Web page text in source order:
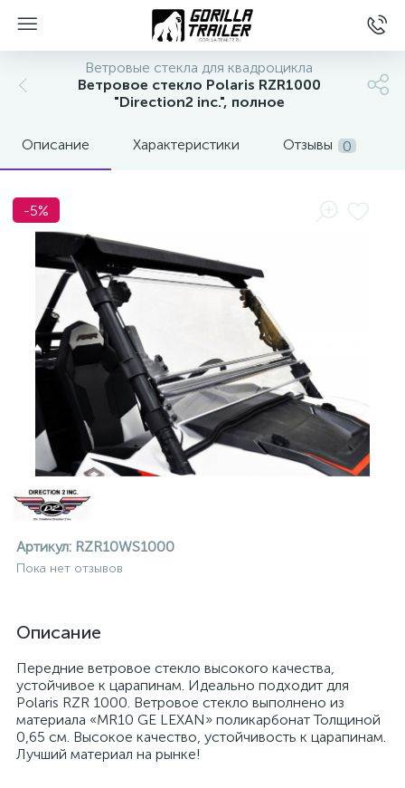
Ветровые стекла для квадроцикла
Ветровое стекло Polaris RZR1000
"Direction2 inc.", полное
Описание Характеристики Отзывы 0
-5%
Артикул: RZR10WS1000
Пока нет отзывов
Описание
Передние ветровое стекло высокого качества,
устойчивое к царапинам. Идеально подходит для
Polaris RZR 1000. Ветровое стекло выполнено из
материала «MR10 GE LEXAN» поликарбонат Толщиной
0,65 см. Высокое качество, устойчивость к царапинам.
Лучший материал на рынке!